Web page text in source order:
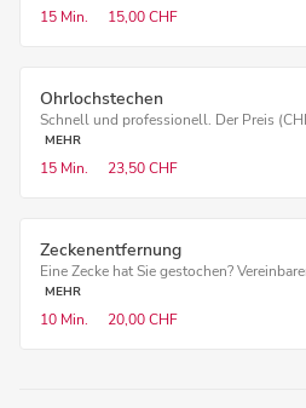
15 Min. 15,00 CHF
Ohrlochstechen
Schnell und professionell. Der Preis
MEHR
15 Min. 23,50 CHF
Zeckenentfernung
Eine Zecke hat Sie gestochen?
MEHR
10 Min. 20,00 CHF